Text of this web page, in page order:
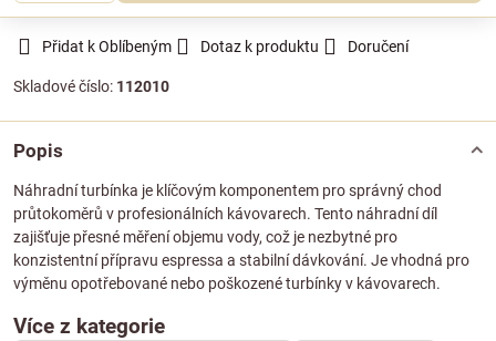
Přidat k Oblíbeným Dotaz k produktu Doručení
Skladové číslo: 112010
Popis
Náhradní turbínka je klíčovým komponentem pro správný chod
průtokoměrů v profesionálních kávovarech. Tento náhradní díl
zajišťuje přesné měření objemu vody, což je nezbytné pro
konzistentní přípravu espressa a stabilní dávkování. Je vhodná pro
výměnu opotřebované nebo poškozené turbínky v kávovarech.
Více z kategorie